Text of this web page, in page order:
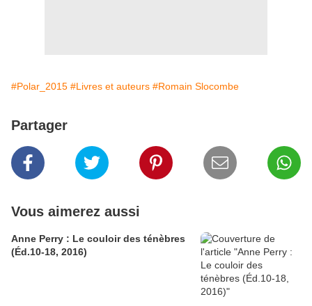
#Polar_2015 #Livres et auteurs #Romain Slocombe
Partager
Vous aimerez aussi
Anne Perry : Le couloir des ténèbres
(Éd.10-18, 2016)